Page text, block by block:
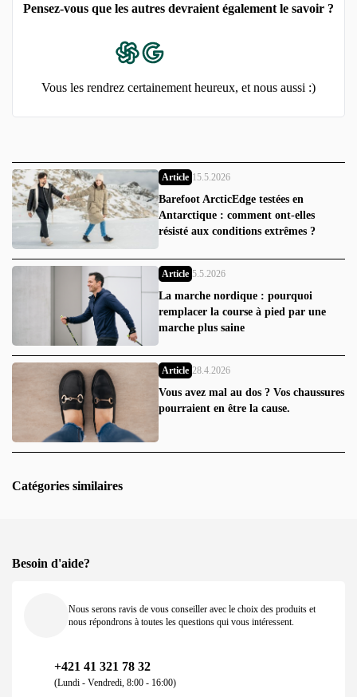
Pensez-vous que les autres devraient également le savoir ?
Vous les rendrez certainement heureux, et nous aussi :)
Article 15.5.2026
Barefoot ArcticEdge testées en
Antarctique : comment ont-elles
résisté aux conditions extrêmes ?
Article 5.5.2026
La marche nordique : pourquoi
remplacer la course à pied par une
marche plus saine
Article 28.4.2026
Vous avez mal au dos ? Vos chaussures
pourraient en être la cause.
Catégories similaires
Besoin d'aide?
Nous serons ravis de vous conseiller avec le choix des produits et
nous répondrons à toutes les questions qui vous intéressent.
+421 41 321 78 32
(Lundi - Vendredi, 8:00 - 16:00)